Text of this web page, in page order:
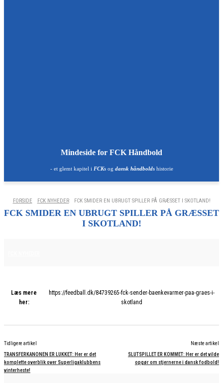
Mindeside for FCK Håndbold
- et glemt kapitel i FCKsog dansk håndboldshistorie
FORSIDE FCK NYHEDER FCK SMIDER EN UBRUGT SPILLER PÅ GRÆSSET I SKOTLAND!
FCK SMIDER EN UBRUGT SPILLER PÅ GRÆSSET
I SKOTLAND!
Læs mere
her:
https://feedball.dk/84739265-fck-sender-baenkevarmer-paa-graes-i-
skotland
Tidligere artikel
TRANSFERKANONEN ER LUKKET: Her er det
komplette overblik over Superligaklubbens
vinterheste!
Næste artikel
SLUTSPILLET ER KOMMET: Her er det vilde
opgør om stjernerne i dansk fodbold!